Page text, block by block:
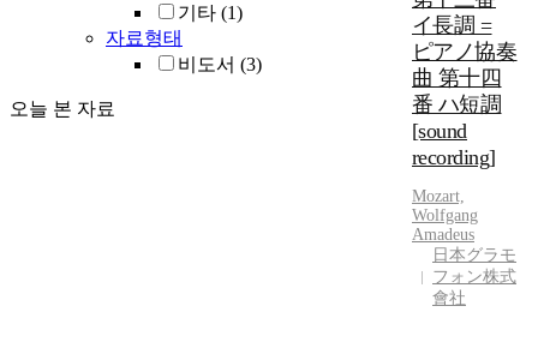
기타 (1)
자료형태
비도서 (3)
오늘 본 자료
イ長調 =
ピアノ協奏
曲 第十四
番 ハ短調
[sound
recording]
Mozart,
Wolfgang
Amadeus
日本グラモ
フォン株式
會社